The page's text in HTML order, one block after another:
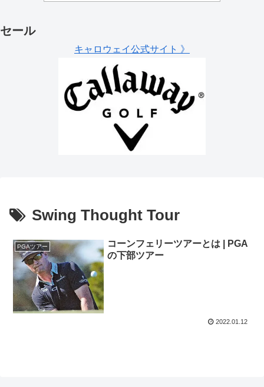
セール
キャロウェイ公式サイト 》
Swing Thought Tour
PGAツアー
コーンフェリーツアーとは | PGA
の下部ツアー
2022.01.12